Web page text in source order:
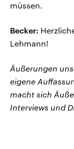
müssen.
Becker:
Lehmann!
Äußerungen
eigene
macht sich
Interviews und